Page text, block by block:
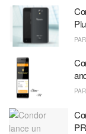
PAR
PAR